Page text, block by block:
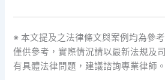
※ 本文提及之法律條文與案例均為參
僅供參考，實際情況請以最新法規及
有具體法律問題，建議諮詢專業律師。